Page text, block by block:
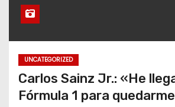
UNCATEGORIZED
Carlos Sainz Jr.: «He
Fórmula 1 para